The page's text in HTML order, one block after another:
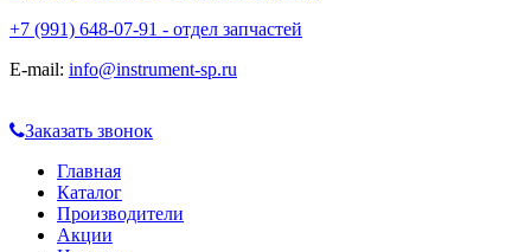
+7 (991) 648-07-91 - отдел запчастей
E-mail: info@instrument-sp.ru
Заказать звонок
Главная
Каталог
Производители
Акции